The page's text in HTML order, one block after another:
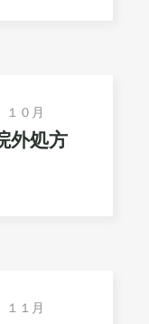
１０月
外処方
１１月